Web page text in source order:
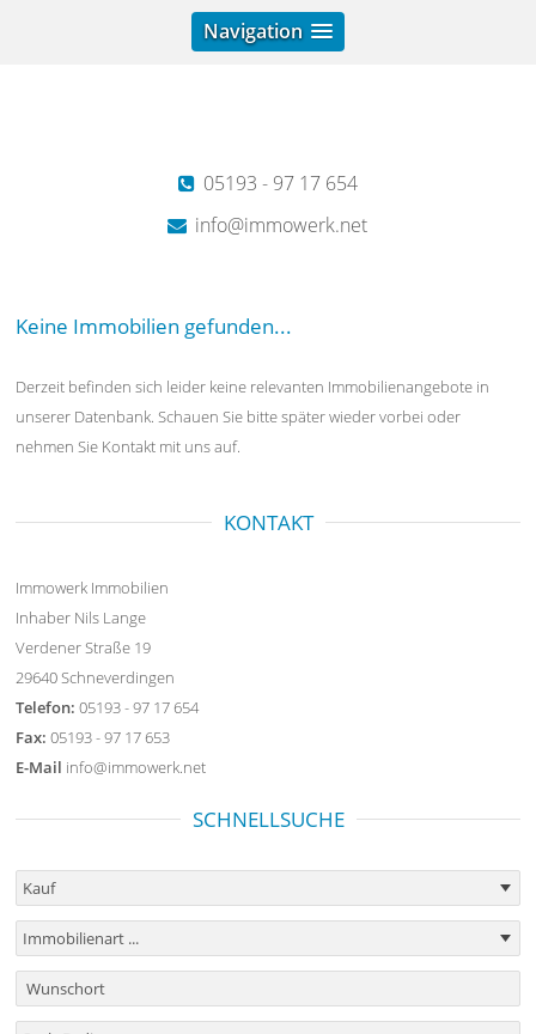
Navigation
05193 - 97 17 654
info@immowerk.net
Keine Immobilien gefunden...
Derzeit befinden sich leider keine relevanten Immobilienangebote in
unserer Datenbank. Schauen Sie bitte später wieder vorbei oder
nehmen Sie Kontakt mit uns auf.
KONTAKT
Immowerk Immobilien
Inhaber Nils Lange
Verdener Straße 19
29640 Schneverdingen
Telefon: 05193 - 97 17 654
Fax: 05193 - 97 17 653
E-Mail info@immowerk.net
SCHNELLSUCHE